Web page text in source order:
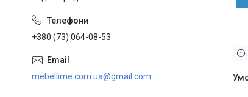
+380 (73) 064-08-53
mebellime.com.ua@gmail.com